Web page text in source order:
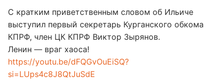
С кратким приветственным словом об Ильиче
выступил первый секретарь Курганского обкома
КПРФ, член ЦК КПРФ Виктор Зырянов.
Ленин — враг хаоса!
https://youtu.be/dFQGvOuEiSQ?
si=LUps4c8J8QtJuSdE